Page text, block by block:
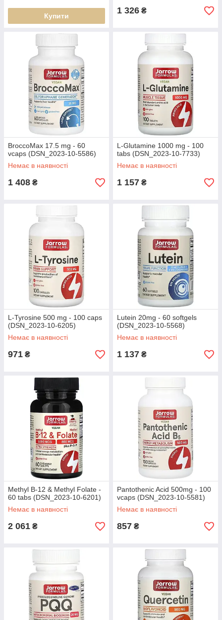
Купити
1 326 ₴
BroccoMax 17.5 mg - 60
vcaps (DSN_2023-10-5586)
Немає в наявності
1 408 ₴
L-Glutamine 1000 mg - 100
tabs (DSN_2023-10-7733)
Немає в наявності
1 157 ₴
L-Tyrosine 500 mg - 100 caps
(DSN_2023-10-6205)
Немає в наявності
971 ₴
Lutein 20mg - 60 softgels
(DSN_2023-10-5568)
Немає в наявності
1 137 ₴
Methyl B-12 & Methyl Folate -
60 tabs (DSN_2023-10-6201)
Немає в наявності
2 061 ₴
Pantothenic Acid 500mg - 100
vcaps (DSN_2023-10-5581)
Немає в наявності
857 ₴